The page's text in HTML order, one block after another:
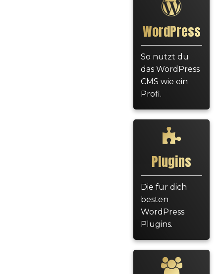
WordPress
So nutzt du
das WordPress
CMS wie ein
Profi.
Plugins
Die für dich
besten
WordPress
Plugins.